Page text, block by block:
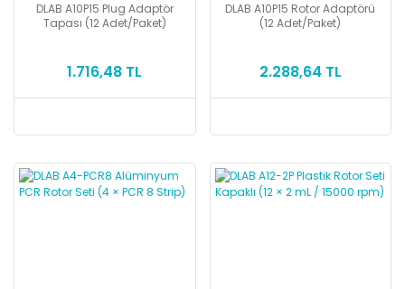
DLAB A10P15 Plug Adaptör
Tapası (12 Adet/Paket)
1.716,48 TL
DLAB A10P15 Rotor Adaptörü
(12 Adet/Paket)
2.288,64 TL